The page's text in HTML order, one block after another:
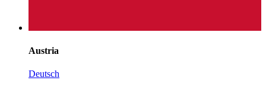
Austria
Deutsch